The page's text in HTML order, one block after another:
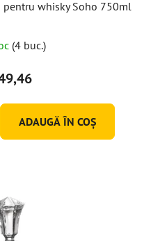
pentru whisky Soho 750ml
(4 buc.)
ADAUGĂ ÎN COŞ